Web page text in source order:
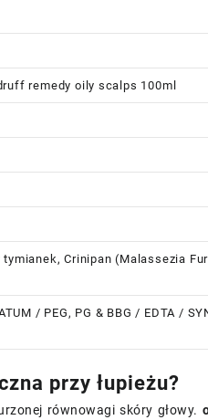
remedy oily scalps 100ml
tymianek, Crinipan (Malassezia
/ PEG, PG & BBG / EDTA /
przy łupieżu?
równowagi skóry głowy.